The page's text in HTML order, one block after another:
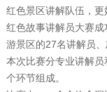
红色景区讲解队伍，
红色故事讲解员大赛
游景区的27名讲解员
本次比赛分专业讲解
个环节组成。